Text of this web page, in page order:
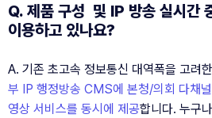
Q. 제품 구성  및 IP 방송 실시간
이용하고 있나요?
A. 기존 초고속 정보통신 대역폭을 고려
부 IP 행정방송 CMS에 본청/의회 다채
영상 서비스를 동시에 제공합니다. 누구